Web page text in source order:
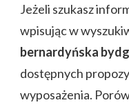
Jeżeli szukasz
wpisując w
bernardyńska
dostępnych
wyposażenia.